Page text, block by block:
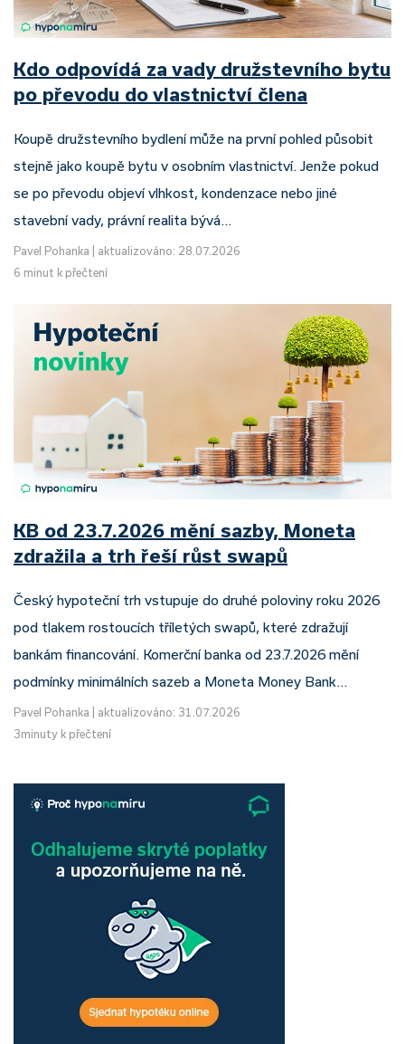
Kdo odpovídá za vady družstevního bytu
po převodu do vlastnictví člena
Koupě družstevního bydlení může na první pohled působit
stejně jako koupě bytu v osobním vlastnictví. Jenže pokud
se po převodu objeví vlhkost, kondenzace nebo jiné
stavební vady, právní realita bývá…
Pavel Pohanka
aktualizováno: 28.07.2026
6 minut k přečtení
KB od 23.7.2026 mění sazby, Moneta
zdražila a trh řeší růst swapů
Český hypoteční trh vstupuje do druhé poloviny roku 2026
pod tlakem rostoucích tříletých swapů, které zdražují
bankám financování. Komerční banka od 23.7.2026 mění
podmínky minimálních sazeb a Moneta Money Bank…
Pavel Pohanka
aktualizováno: 31.07.2026
3minuty k přečtení